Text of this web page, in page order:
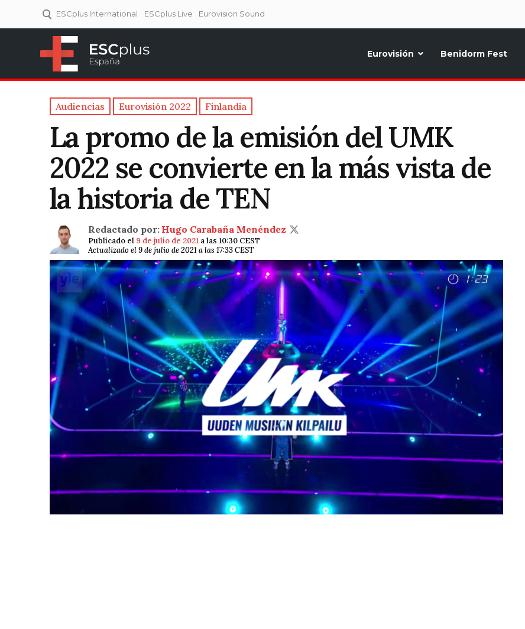
ESCplus International ESCplus Live Eurovision Sound
Eurovisión Benidorm Fest
Audiencias Eurovisión 2022 Finlandia
La promo de la emisión del UMK
2022 se convierte en la más vista de
la historia de TEN
Redactado por: Hugo Carabaña Menéndez
Publicado el 9 de julio de 2021 a las 10:30 CEST
Actualizado el 9 de julio de 2021 a las 17:33 CEST